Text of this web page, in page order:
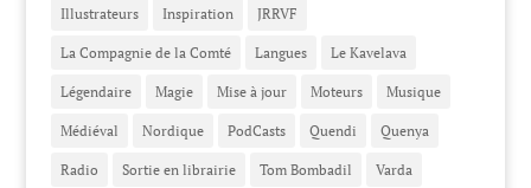
Illustrateurs Inspiration JRRVF
La Compagnie de la Comté Langues Le Kavelava
Légendaire Magie Mise à jour Moteurs Musique
Médiéval Nordique PodCasts Quendi Quenya
Radio Sortie en librairie Tom Bombadil Varda